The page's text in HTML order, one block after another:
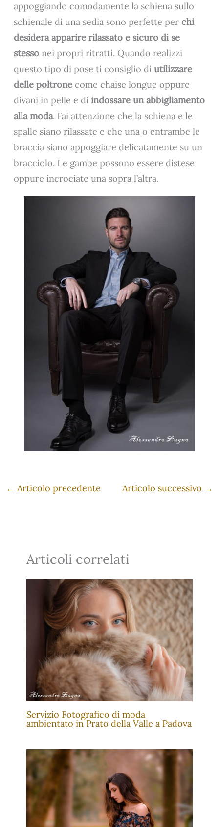
appoggiando comodamente la schiena sullo
schienale di una sedia sono perfette perchi
desidera apparire rilassato e sicuro di se
stesso nei propri ritratti. Quando realizzi
questo tipo di pose ti consiglio diutilizzare
delle poltrone come chaise longue oppure
divani in pelle e diindossare un abbigliamento
alla moda. Fai attenzione che la schiena e le
spalle siano rilassate e che una o entrambe le
braccia siano appoggiare delicatamente su un
bracciolo. Le gambe possono essere distese
oppure incrociate una sopra l’altra.
← Articolo precedente Articolo successivo →
Articoli correlati
Servizio Fotografico di moda
ambientato in Prato della Valle a Padova